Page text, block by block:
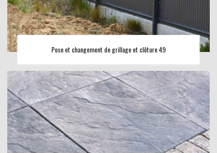
Pose et changement de grillage et clôture 49